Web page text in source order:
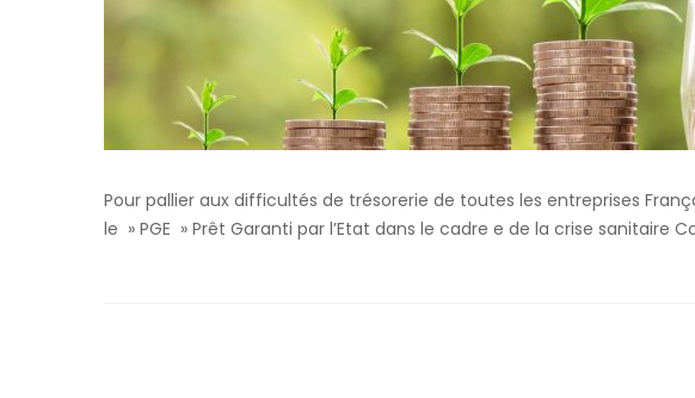
Pour pallier aux difficultés de trésorerie de toutes les entreprises
le » PGE » Prêt Garanti par l’Etat dans le cadre e de la crise sanitaire